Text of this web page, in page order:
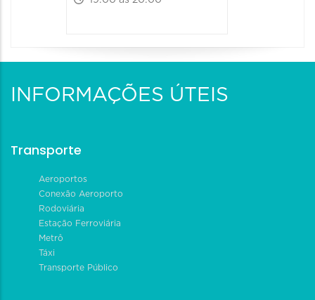
INFORMAÇÕES ÚTEIS
Transporte
Aeroportos
Conexão Aeroporto
Rodoviária
Estação Ferroviária
Metrô
Táxi
Transporte Público